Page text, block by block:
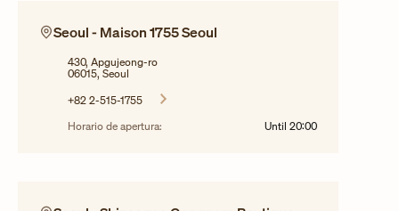
Seoul - Maison 1755 Seoul
430, Apgujeong-ro
06015, Seoul
+82 2-515-1755
Horario de apertura:
Until 20:00